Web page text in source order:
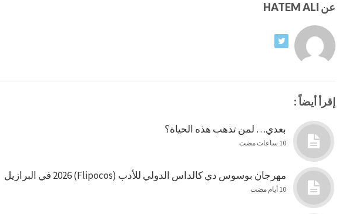
عن HATEM ALI
إقرأ أيضاً :
بعدي… لمن تذهب هذه الحياة؟
10 ساعات مضت
مهرجان بوسوس دي كالداس الدولي للأدب (Flipocos) 2026 في البرازيل
10 أيام مضت